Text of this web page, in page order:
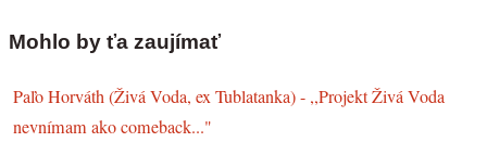
Mohlo by ťa zaujímať
Paľo Horváth (Živá Voda, ex Tublatanka) - ,,Projekt Živá Voda
nevnímam ako comeback..."